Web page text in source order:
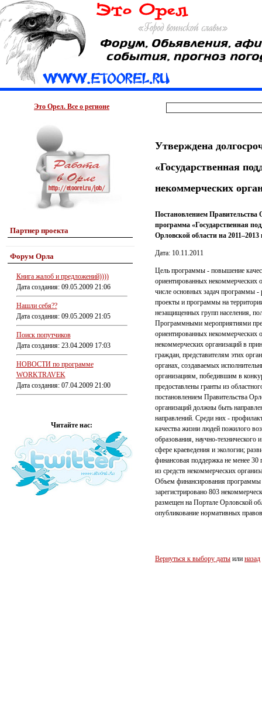
Это Орел. Все о регионе
Партнер проекта
Форум Орла
Книга жалоб и предложений))))
Дата создания: 09.05.2009 21:06
Нашли себя??
Дата создания: 09.05.2009 21:05
Поиск попутчиков
Дата создания: 23.04.2009 17:03
НОВОСТИ по программе
WORKTRAVEK
Дата создания: 07.04.2009 21:00
Читайте нас:
Утверждена
«Государственная
некоммерческих
Постановлением Правительства
программа «Государственная
Орловской области на 2011–2013
Дата: 10.11.2011
Цель программы - повышение
ориентированных некоммерческих
числе основных задач программы -
проекты и программы на
незащищенных групп населения,
Программными мероприятиями
ориентированных некоммерческих
некоммерческих организаций в
граждан, представителям этих
органах, создаваемых
организациям, победившим в
предоставлены гранты из
постановлением Правительства
организаций должны быть
направлений. Среди них -
качества жизни людей пожилого
образования, научно-технического
сфере краеведения и экологии;
финансовая поддержка не менее
из средств некоммерческих
Объем финансирования программы
зарегистрировано 803
размещен на Портале Орловской
опубликование нормативных
Вернуться к выбору даты или назад